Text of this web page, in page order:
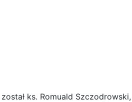
ks. Romuald Szczodrowski,